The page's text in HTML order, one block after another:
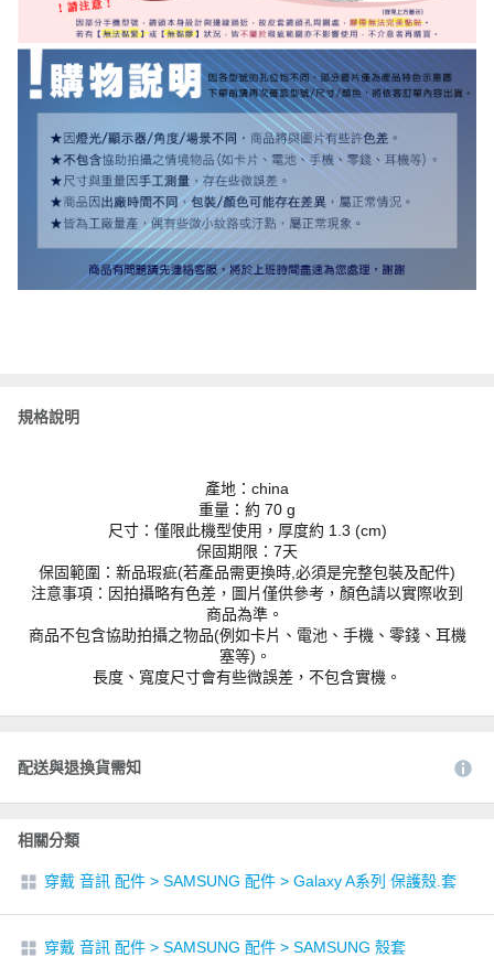
規格說明
產地：china
重量：約 70 g
尺寸：僅限此機型使用，厚度約 1.3 (cm)
保固期限：7天
保固範圍：新品瑕疵(若產品需更換時,必須是完整包裝及配件)
注意事項：因拍攝略有色差，圖片僅供參考，顏色請以實際收到
商品為準。
商品不包含協助拍攝之物品(例如卡片、電池、手機、零錢、耳機
塞等)。
長度、寬度尺寸會有些微誤差，不包含實機。
配送與退換貨需知
相關分類
穿戴 音訊 配件 > SAMSUNG 配件 > Galaxy A系列 保護殼.套
穿戴 音訊 配件 > SAMSUNG 配件 > SAMSUNG 殼套